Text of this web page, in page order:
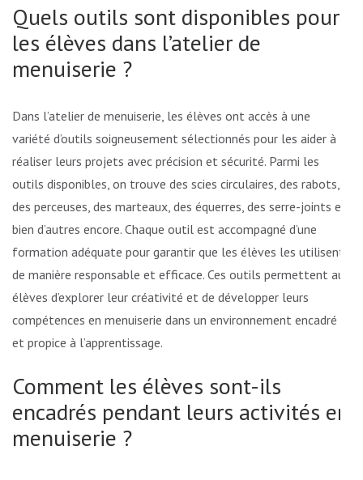
Quels outils sont disponibles pour
les élèves dans l’atelier de
menuiserie ?
Dans l’atelier de menuiserie, les élèves ont accès à une
variété d’outils soigneusement sélectionnés pour les aider à
réaliser leurs projets avec précision et sécurité. Parmi les
outils disponibles, on trouve des scies circulaires, des rabots,
des perceuses, des marteaux, des équerres, des serre-joints et
bien d’autres encore. Chaque outil est accompagné d’une
formation adéquate pour garantir que les élèves les utilisent
de manière responsable et efficace. Ces outils permettent aux
élèves d’explorer leur créativité et de développer leurs
compétences en menuiserie dans un environnement encadré
et propice à l’apprentissage.
Comment les élèves sont-ils
encadrés pendant leurs activités en
menuiserie ?